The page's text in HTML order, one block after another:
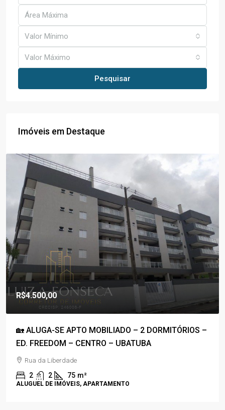
Valor Mínimo
Valor Máximo
Pesquisar
Imóveis em Destaque
–
R$1.800.000,00
R$1.100,00
🚀COBERTURA DUPLEX À VENDA –
50M DA PRAIA – C/ VISTA P/ O MAR🚀
APARTAMENTO, COBERTURA